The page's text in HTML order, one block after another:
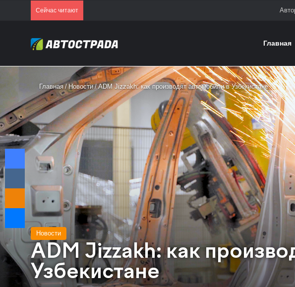
Сейчас читают
Главная
Главная / Новости / ADM Jizzakh: как производят автомобили в Узбекистане
Новости
ADM Jizzakh: как
Узбекистане
Facebook
VKontakte
Odnoklassniki